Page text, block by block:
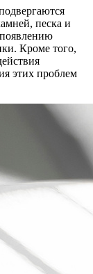
песка и
Кроме того,
этих проблем